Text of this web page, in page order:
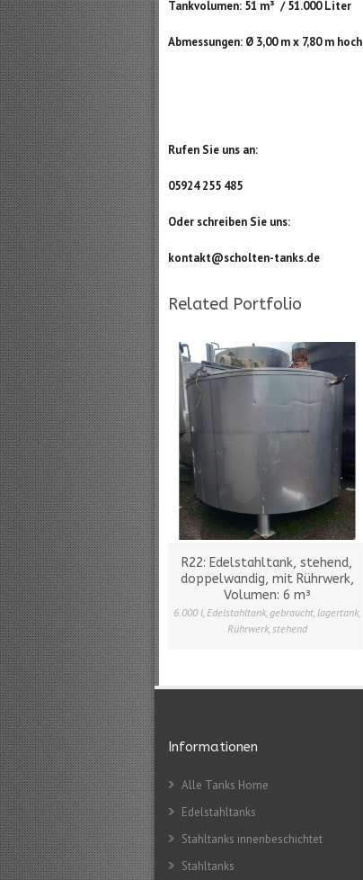
Tankvolumen: 51 m³ / 51.000 Liter
Abmessungen: Ø 3,00 m x 7,80 m hoch
Rufen Sie uns an:
05924 255 485
Oder schreiben Sie uns:
kontakt@scholten-tanks.de
Related Portfolio
R22: Edelstahltank, stehend,
doppelwandig, mit Rührwerk,
Volumen: 6 m³
6.000 l,Edelstahltank,gebraucht, lagertank,
Rührwerk,stehend
Informationen
Alle Tanks Home
Edelstahltanks
Stahltanks innenbeschichtet
Stahltanks